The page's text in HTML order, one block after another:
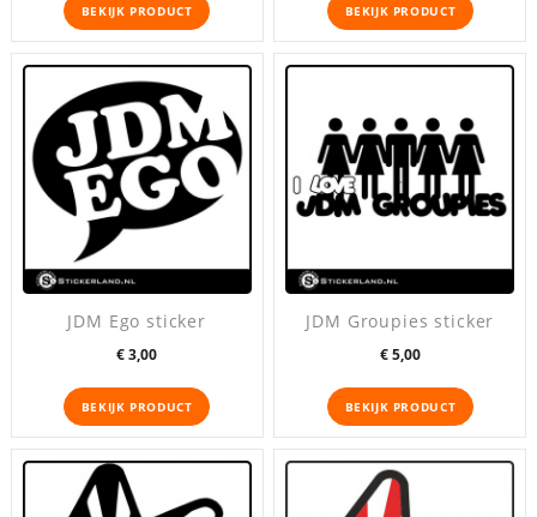
BEKIJK PRODUCT BEKIJK PRODUCT
JDM Ego sticker
Prijs
€ 3,00
BEKIJK PRODUCT
JDM Groupies sticker
Prijs
€ 5,00
BEKIJK PRODUCT